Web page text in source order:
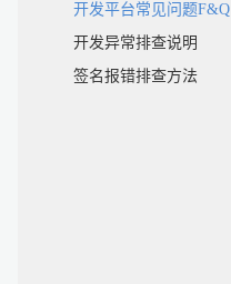
开发平台常见问题F&Q
开发异常排查说明
签名报错排查方法